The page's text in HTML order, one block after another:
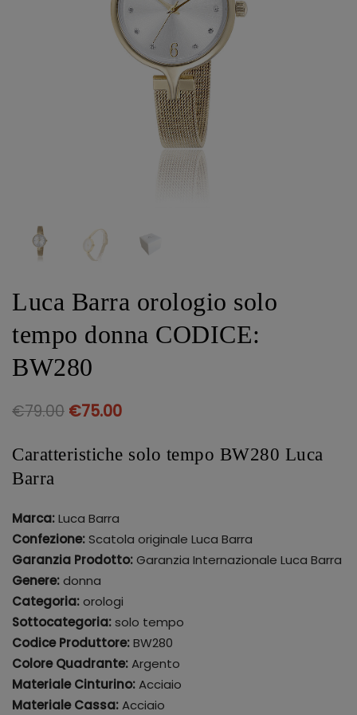
Luca Barra orologio solo
tempo donna CODICE:
BW280
€79.00 €75.00
Caratteristiche solo tempo BW280 Luca
Barra
Marca:Luca Barra
Confezione:Scatola originale Luca Barra
Garanzia Prodotto:Garanzia Internazionale Luca Barra
Genere:donna
Categoria:orologi
Sottocategoria: solo tempo
Codice Produttore:BW280
Colore Quadrante:Argento
Materiale Cinturino:Acciaio
Materiale Cassa:Acciaio